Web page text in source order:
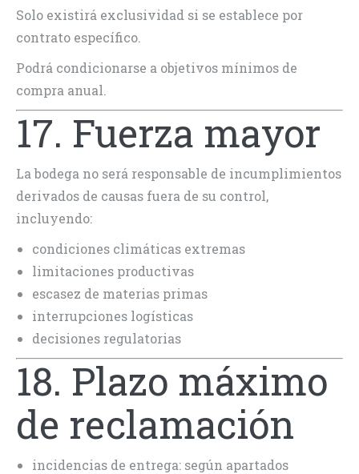
Solo existirá exclusividad si se establece por
contrato específico.
Podrá condicionarse a objetivos mínimos de
compra anual.
17. Fuerza mayor
La bodega no será responsable de incumplimientos
derivados de causas fuera de su control,
incluyendo:
condiciones climáticas extremas
limitaciones productivas
escasez de materias primas
interrupciones logísticas
decisiones regulatorias
18. Plazo máximo
de reclamación
incidencias de entrega: según apartados